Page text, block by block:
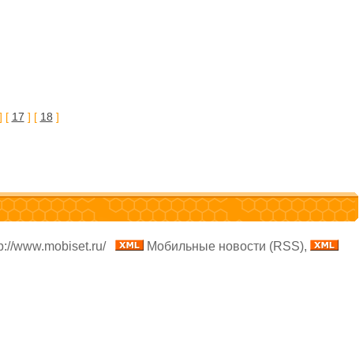
] [ 17 ] [ 18 ]
www.mobiset.ru/
Мобильные новости (RSS),